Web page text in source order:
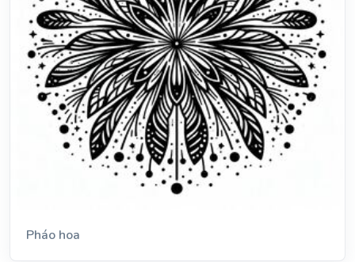
Pháo hoa